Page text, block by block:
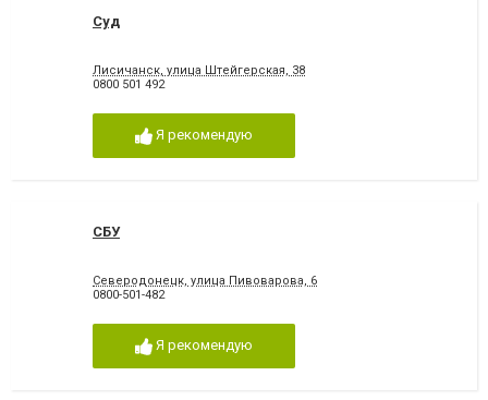
Суд
Лисичанск, улица Штейгерская, 38
0800 501 492
Я рекомендую
СБУ
Северодонецк, улица Пивоварова, 6
0800-501-482
Я рекомендую